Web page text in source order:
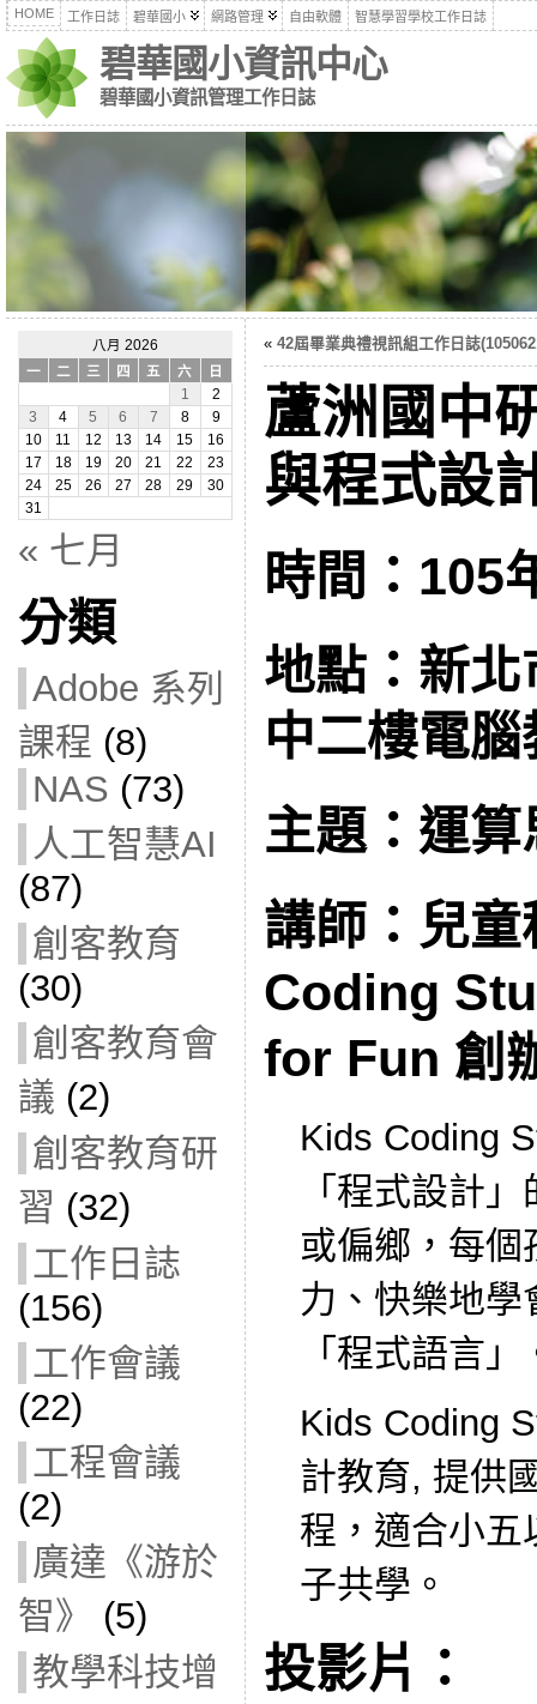
HOME 工作日誌 碧華國小 網路管理 自由軟體 智慧學習學校工作日誌
碧華國小資訊中心
碧華國小資訊管理工作日誌
八月 2026
一
二 三 四 五 六
日
1
2
3
4 5 6 7 8
9
10
11 12 13 14 15
16
17
18 19 20 21 22
23
24
25 26 27 28 29
30
31
« 七月
分類
Adobe 系列
課程 (8)
NAS (73)
人工智慧AI
(87)
創客教育
(30)
創客教育會
議 (2)
創客教育研
習 (32)
工作日誌
(156)
工作會議
(22)
工程會議
(2)
廣達《游於
智》
(5)
教學科技增
« 42屆畢業典禮視訊組工作日誌
蘆洲國中
與程式設
時間：105
地點：新
中二樓電腦
主題：運
講師：兒
Coding
for Fun 創
Kids Coding
「程式設計
或偏鄉，每個
力、快樂地學
「程式語言」
Kids Coding
計教育, 提供
程，適合小五
子共學。
投影片：